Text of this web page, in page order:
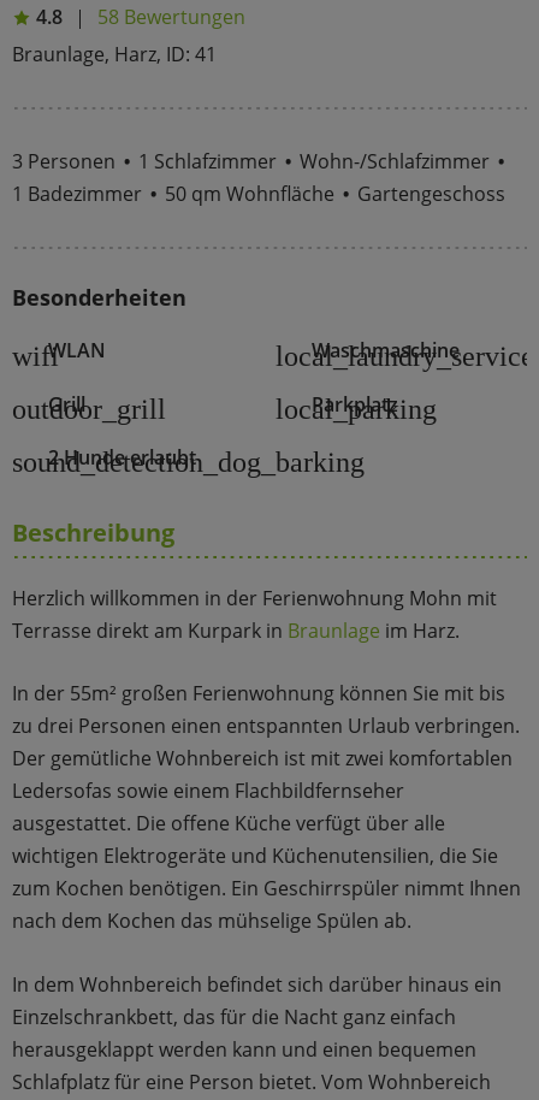
4.8
58 Bewertungen
Braunlage, Harz, ID: 41
3 Personen 1 Schlafzimmer
Wohn-/Schlafzimmer
1 Badezimmer
50 qm Wohnfläche Gartengeschoss
Besonderheiten
wifiWLAN local_laundry_service
Waschmaschine
outdoor_grill
Grill local_parking
Parkplatz
sound_detection_dog_barking
2 Hunde erlaubt
Beschreibung
Herzlich willkommen in der Ferienwohnung Mohn mit
Terrasse direkt am Kurpark in Braunlage im Harz.
In der 55m² großen Ferienwohnung können Sie mit bis
zu drei Personen einen entspannten Urlaub verbringen.
Der gemütliche Wohnbereich ist mit zwei komfortablen
Ledersofas sowie einem Flachbildfernseher
ausgestattet. Die offene Küche verfügt über alle
wichtigen Elektrogeräte und Küchenutensilien, die Sie
zum Kochen benötigen. Ein Geschirrspüler nimmt Ihnen
nach dem Kochen das mühselige Spülen ab.
In dem Wohnbereich befindet sich darüber hinaus ein
Einzelschrankbett, das für die Nacht ganz einfach
herausgeklappt werden kann und einen bequemen
Schlafplatz für eine Person bietet. Vom Wohnbereich